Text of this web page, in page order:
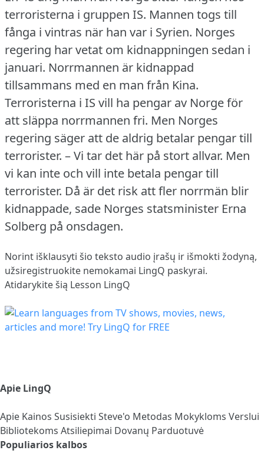
terroristerna i gruppen IS. Mannen togs till
fånga i vintras när han var i Syrien. Norges
regering har vetat om kidnappningen sedan i
januari. Norrmannen är kidnappad
tillsammans med en man från Kina.
Terroristerna i IS vill ha pengar av Norge för
att släppa norrmannen fri. Men Norges
regering säger att de aldrig betalar pengar till
terrorister. – Vi tar det här på stort allvar. Men
vi kan inte och vill inte betala pengar till
terrorister. Då är det risk att fler norrmän blir
kidnappade, sade Norges statsminister Erna
Solberg på onsdagen.
Norint išklausyti šio teksto audio įrašų ir išmokti žodyną,
užsiregistruokite nemokamai LingQ paskyrai.
Atidarykite šią Lesson LingQ
Apie LingQ
Apie Kainos Susisiekti Steve'o Metodas Mokykloms Verslui
Bibliotekoms Atsiliepimai Dovanų Parduotuvė
Populiarios kalbos